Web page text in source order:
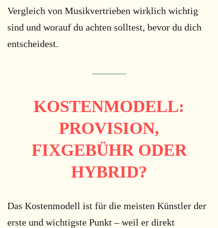
Vergleich von Musikvertrieben wirklich wichtig
sind und worauf du achten solltest, bevor du dich
entscheidest.
KOSTENMODELL:
PROVISION,
FIXGEBÜHR ODER
HYBRID?
Das Kostenmodell ist für die meisten Künstler der
erste und wichtigste Punkt – weil er direkt